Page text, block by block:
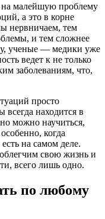
малейшую проблему
а это в корне
нервничаем, тем
и тем сложнее
ученые — медики уже
ведет к не только
заболеваниям, что,
просто
всегда находится в
можно научиться,
когда
на самом деле.
свою жизнь и
всего лишь одно.
по любому